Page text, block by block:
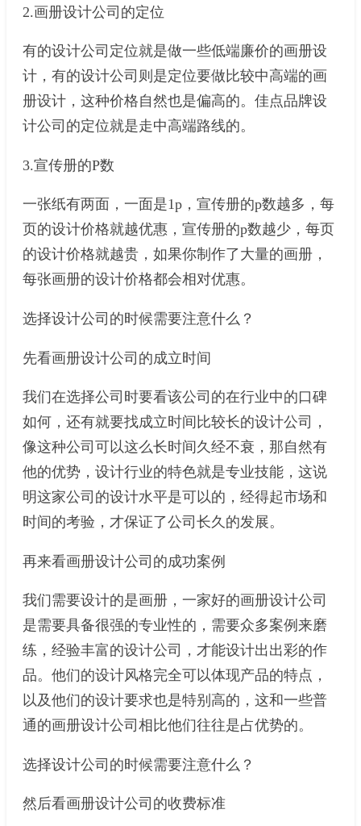
2.画册设计公司的定位
有的设计公司定位就是做一些低端廉价的画册设
计，有的设计公司则是定位要做比较中高端的画
册设计，这种价格自然也是偏高的。佳点品牌设
计公司的定位就是走中高端路线的。
3.宣传册的P数
一张纸有两面，一面是1p，宣传册的p数越多，每
页的设计价格就越优惠，宣传册的p数越少，每页
的设计价格就越贵，如果你制作了大量的画册，
每张画册的设计价格都会相对优惠。
选择设计公司的时候需要注意什么？
先看画册设计公司的成立时间
我们在选择公司时要看该公司的在行业中的口碑
如何，还有就要找成立时间比较长的设计公司，
像这种公司可以这么长时间久经不衰，那自然有
他的优势，设计行业的特色就是专业技能，这说
明这家公司的设计水平是可以的，经得起市场和
时间的考验，才保证了公司长久的发展。
再来看画册设计公司的成功案例
我们需要设计的是画册，一家好的画册设计公司
是需要具备很强的专业性的，需要众多案例来磨
练，经验丰富的设计公司，才能设计出出彩的作
品。他们的设计风格完全可以体现产品的特点，
以及他们的设计要求也是特别高的，这和一些普
通的画册设计公司相比他们往往是占优势的。
选择设计公司的时候需要注意什么？
然后看画册设计公司的收费标准